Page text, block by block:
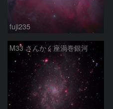
fuji235
M33 さんかく座渦巻銀河